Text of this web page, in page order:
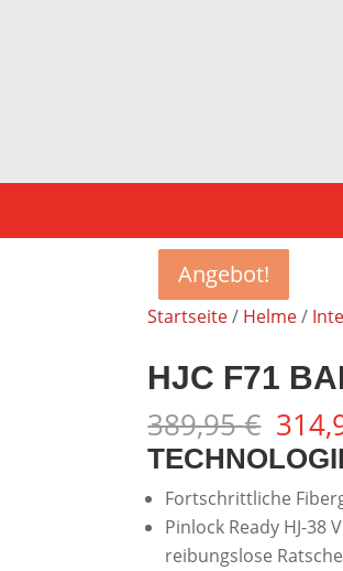
Startseite/ Helme/
Angebot!
HJC F71
389,95€
Preis
war:
Fortschrittliche
Pinlock Ready HJ-38
reibungslose
Angebot!
Angebot!
Angebot!